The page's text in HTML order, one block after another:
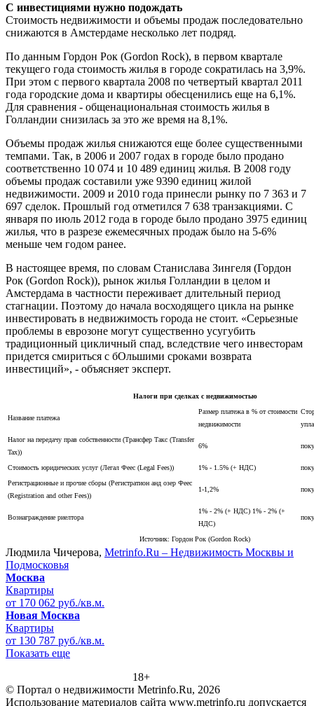
С инвестициями нужно подождать
Стоимость недвижимости и объемы продаж последовательно
снижаются в Амстердаме несколько лет подряд.
По данным Гордон Рок (Gordon Rock), в первом квартале
текущего года стоимость жилья в городе сократилась на 3,9%.
При этом с первого квартала 2008 по четвертый квартал 2011
года городские дома и квартиры обесценились еще на 6,1%.
Для сравнения - общенациональная стоимость жилья в
Голландии снизилась за это же время на 8,1%.
Объемы продаж жилья снижаются еще более существенными
темпами. Так, в 2006 и 2007 годах в городе было продано
соответственно 10 074 и 10 489 единиц жилья. В 2008 году
объемы продаж составили уже 9390 единиц жилой
недвижимости. 2009 и 2010 года принесли рынку по 7 363 и 7
697 сделок. Прошлый год отметился 7 638 транзакциями. С
января по июль 2012 года в городе было продано 3975 единиц
жилья, что в разрезе ежемесячных продаж было на 5-6%
меньше чем годом ранее.
В настоящее время, по словам Станислава Зингеля (Гордон
Рок (Gordon Rock)), рынок жилья Голландии в целом и
Амстердама в частности переживает длительный период
стагнации. Поэтому до начала восходящего цикла на рынке
инвестировать в недвижимость города не стоит. «Серьезные
проблемы в еврозоне могут существенно усугубить
традиционный цикличный спад, вследствие чего инвесторам
придется смириться с бОльшими сроками возврата
инвестиций», - объясняет эксперт.
Налоги при сделках с недвижимостью
Название платежа
Размер платежа в % от стоимости
недвижимости
Налог на передачу прав собственности (Трансфер Такс (Transfer
Tax))
6%
Стоимость юридических услуг (Легал Феес (Legal Fees)) 1% - 1.5% (+ НДС)
Регистрационные и прочие сборы (Регистратион анд озер Феес
(Registration and other Fees))
1-1,2%
Вознаграждение риелтора
1% - 2% (+ НДС) 1% - 2% (+
НДС)
Источник: Гордон Рок (Gordon Rock)
Людмила Чичерова, Metrinfo.Ru – Недвижимость Москвы и
Подмосковья
Москва
Квартиры
от 170 062 руб./кв.м.
Новая Москва
Квартиры
от 130 787 руб./кв.м.
Показать еще
18+
© Портал о недвижимости Metrinfo.Ru, 2026
Использование материалов сайта www.metrinfo.ru допускается